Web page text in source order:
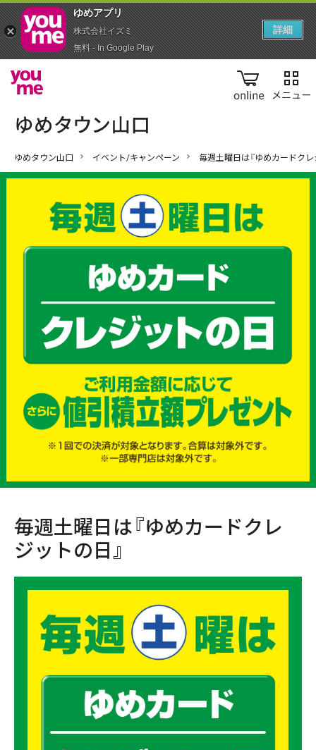
online
ゆめタウン山口 イベント/キャンペーン 毎週土曜日は『ゆめカードクレ
毎週土曜日は『ゆめカードクレ
ジットの日』
ゆめアプ‪リ‬
株式会社イズミ
無料 - In Google Play
詳細